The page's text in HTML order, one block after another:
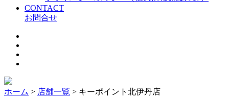
CONTACT
お問合せ
ホーム > 店舗一覧 > キーポイント北伊丹店